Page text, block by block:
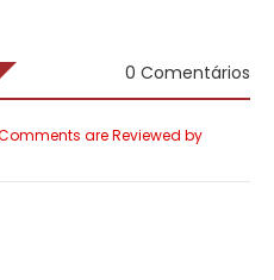
0 Comentários
are Reviewed by